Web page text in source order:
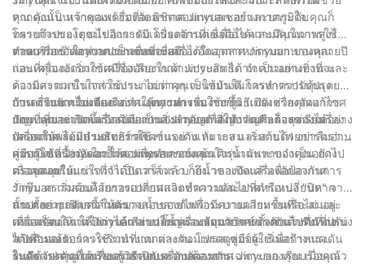
หลักเกณฑ์เหล่านี้ คุณสามารถใช้ประโยชน์สูงสุดจากเครื่องอัดอากาศ
และเพิ่มประสิทธิภาพการทำงานในโครงการ DIY และงานบำรุงรักษา
คุณ ดังนั้น หากคุณพร้อมที่จะพิชิตคอมเพรสเซอร์และยกระดับ
โครงการของคุณไปอีกระดับ โปรดอ่านต่อเพื่อไขความลับในการใช้
งานเครื่องอัดอากาศอย่างเหมาะสม
หากคุณเป็นเจ้าของเครื่องอัดอากาศ Jinyuan อย่างภาคภูมิใจ คุณก็
ทราบถึงประโยชน์ของการมีเครื่องจักรที่เชื่อถือได้และมีคุณภาพสูงไว้
คอยบริการ Jinyuan เป็นชื่อที่เชื่อถือได้ในอุตสาหกรรมมานานหลายปี
และเครื่องอัดอากาศมีชื่อเสียงในด้านประสิทธิภาพ ความทนทาน และ
ความสะดวกในการใช้งาน ไม่ว่าคุณจะใช้มันในโครงการปรับปรุง
บ้าน งานยานยนต์ หรืองานอุตสาหกรรม การรู้วิธีเปิดเครื่องอัดอากาศ
Jinyuan อย่างเหมาะสมถือเป็นสิ่งสำคัญเพื่อให้งานสำเร็จลุล่วงได้อย่าง
ปลอดภัยและมีประสิทธิภาพ
ทำความเข้าใจส่วนประกอบของเครื่องอัดอากาศ Jinyuan ของคุณ
ก่อนที่คุณจะเริ่มใช้เครื่องอัดอากาศ Jinyuan ได้ จำเป็นอย่างยิ่งที่จะ
ต้องมีความเข้าใจส่วนประกอบต่างๆ เป็นอย่างดี การทำความคุ้นเคย
กับเครื่องจักรไม่เพียงแต่ทำให้การทำงานง่ายขึ้น แต่ยังช่วยคุณแก้ไข
ปัญหาที่อาจเกิดขึ้นอีกด้วย ส่วนประกอบสำคัญบางประการของเครื่อง
อัดอากาศ ได้แก่ มอเตอร์ สวิตช์แรงดัน ถัง เกจ และสายไฟ อย่าลืมอ่าน
คู่มือผู้ใช้ที่ Jinyuan ให้มาเพื่อทำความเข้าใจรุ่นเฉพาะของคุณอย่าง
ครอบคลุม
การเตรียมเครื่องอัดอากาศ Jinyuan เพื่อใช้งาน
ก่อนที่คุณจะเปิดเครื่องอัดอากาศ Jinyuan สิ่งสำคัญคือต้องเตรียม
เครื่องให้พร้อมสำหรับการใช้งานอย่างเหมาะสม เริ่มต้นด้วยการตรวจ
สอบระดับน้ำมันในปั๊มคอมเพรสเซอร์และเติมน้ำมันหากจำเป็น ถัดไป
ตรวจสอบให้แน่ใจว่าได้ปิดวาล์วระบายน้ำของถังแล้วเพื่อป้องกันการ
รั่วซึม ตรวจสอบไส้กรองอากาศและทำความสะอาดหรือเปลี่ยนหาก
สกปรก นอกจากนี้ ให้ตรวจสอบสายไฟว่ามีความเสียหายหรือไม่ และ
ตรวจสอบให้แน่ใจว่าได้เสียบปลั๊กเครื่องอัดอากาศเข้ากับเต้ารับที่ต่อ
สายดินแล้ว
การเปิดเครื่องอัดอากาศ Jinyuan ของคุณ
เมื่อคุณเตรียมการที่จำเป็นเสร็จแล้ว ก็ถึงเวลาเปิดเครื่องอัดอากาศ
Jinyuan เริ่มต้นด้วยการเปลี่ยนสวิตช์ความดันไปที่ตำแหน่ง "ปิด" จาก
นั้น ค่อย ๆ เปิดวาล์วระบายน้ำของถังเพื่อระบายความชื้นที่สะสมอยู่
เมื่อเสร็จแล้ว ให้ปิดวาล์วระบายน้ำและหมุนสวิตช์แรงดันไปที่ตำแหน่ง
"เปิด" มอเตอร์ควรเริ่มทำงาน และคอมเพรสเซอร์จะเริ่มสร้างแรงดัน
ในถัง จับตาดูเกจเพื่อตรวจสอบระดับความดัน
การตั้งค่าระดับความดัน
เครื่องอัดอากาศ Jinyuan ส่วนใหญ่มาพร้อมกับการตั้งค่าแรงดันที่ปรับ
ได้เพื่อรองรับการใช้งานที่แตกต่างกัน โปรดดูคู่มือผู้ใช้เพื่อกำหนด
ระดับแรงดันที่เหมาะสมสำหรับความต้องการเฉพาะของคุณ เมื่อคุณ
ยินดีด้วย! คุณได้เรียนรู้วิธีเปิดเครื่องอัดอากาศ Jinyuan เรียบร้อยแล้ว